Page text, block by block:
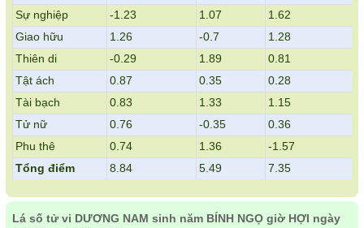
Sự nghiệp
-1.23 1.07
1.62
Giao hữu
1.26 -0.7
1.28
Thiên di
-0.29 1.89
0.81
Tật ách
0.87 0.35
0.28
Tài bạch
0.83 1.33
1.15
Tử nữ
0.76 -0.35
0.36
Phu thê
0.74 1.36
-1.57
Tổng điểm
8.84 5.49 7.35
Lá số tử vi DƯƠNG NAM sinh năm BÍNH NGỌ giờ HỢI ngày